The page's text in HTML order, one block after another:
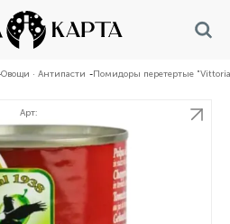
Овощи · Антипасти Помидоры перетертые
Арт: